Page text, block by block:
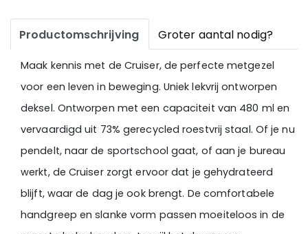
Productomschrijving Groter aantal nodig?
Maak kennis met de Cruiser, de perfecte metgezel
voor een leven in beweging. Uniek lekvrij ontworpen
deksel. Ontworpen met een capaciteit van 480 ml en
vervaardigd uit 73% gerecycled roestvrij staal. Of je nu
pendelt, naar de sportschool gaat, of aan je bureau
werkt, de Cruiser zorgt ervoor dat je gehydrateerd
blijft, waar de dag je ook brengt. De comfortabele
handgreep en slanke vorm passen moeiteloos in de